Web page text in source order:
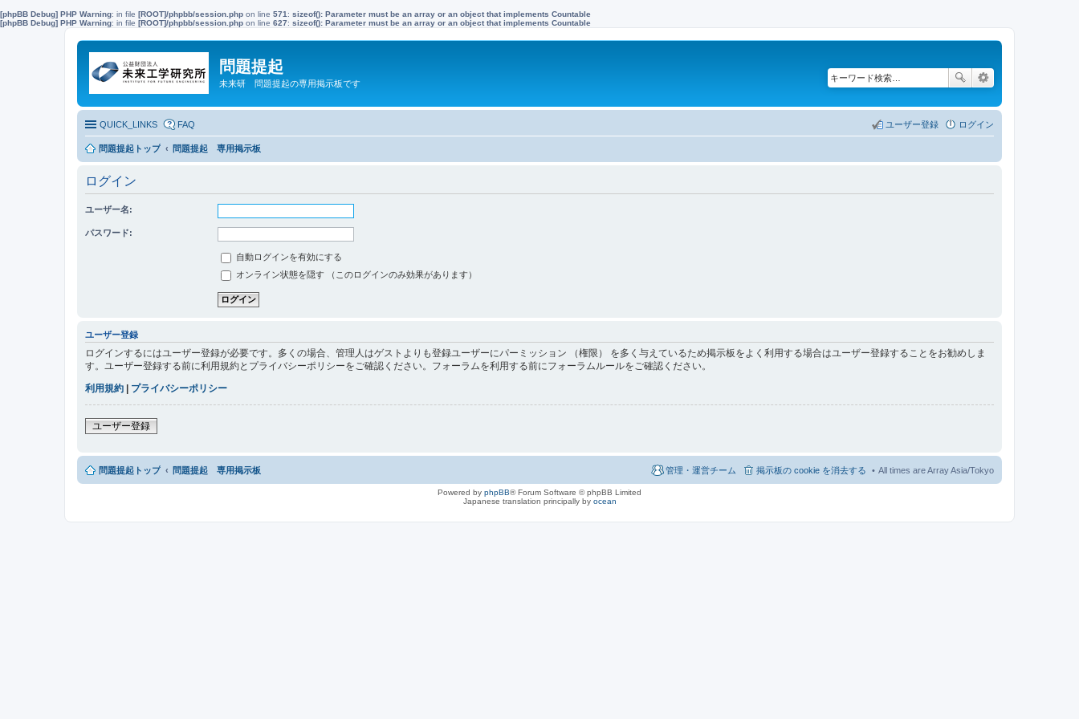
[phpBB Debug] PHP Warning: in file [ROOT]/phpbb/session.php on line 571 : sizeof(): Parameter must be an array or an object that implements Countable
[phpBB Debug] PHP Warning: in file [ROOT]/phpbb/session.php on line 627: sizeof(): Parameter must be an array or an object that implements Countable
問題提起
未来研 問題提起の専用掲示板です
QUICK_LINKS FAQ ログイン
ユーザー登録
問題提起トップ 問題提起 専用掲示板
ログイン
ユーザー名:
パスワード:
自動ログインを有効にする
オンライン状態を隠す （このログインのみ効果があります）
ユーザー登録
ログインするにはユーザー登録が必要です。多くの場合、管理人はゲストよりも登録ユーザーにパーミッション （権限） を多く与えているため掲示板をよく利用する場合はユーザー登録することをお勧めしま
す。ユーザー登録する前に利用規約とプライバシーポリシーをご確認ください。フォーラムを利用する前にフォーラムルールをご確認ください。
利用規約
プライバシーポリシー
ユーザー登録
問題提起トップ 問題提起 専用掲示板 All times are Array Asia/Tokyo
掲示板の cookie を消去する
管理・運営チーム
Powered by phpBB® Forum Software © phpBB Limited
Japanese translation principally by ocean